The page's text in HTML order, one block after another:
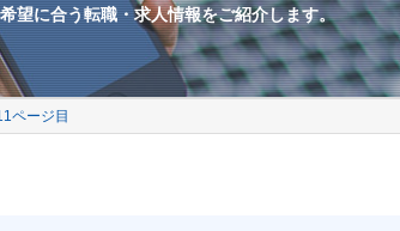
望に合う転職・求人情報をご紹介します。
ページ目
ゲームプランナー
サウンドクリエイター
土日休み